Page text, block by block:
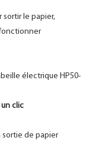
sortir le papier,
un clic
sortie de papier